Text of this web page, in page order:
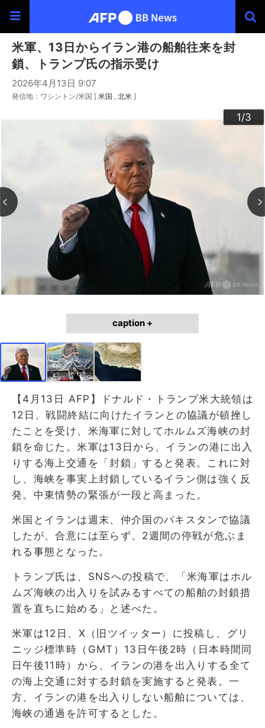
米軍、13日からイラン港の船舶往来を封
鎖、トランプ氏の指示受け
2026年4月13日 9:07
発信地：ワシントン/米国 [ 米国 北米 ]
1/3
2/3
3/3
caption +
【4月13日 AFP】ドナルド・トランプ米大統領は
12日、戦闘終結に向けたイランとの協議が頓挫し
たことを受け、米海軍に対してホルムズ海峡の封
鎖を命じた。米軍は13日から、イランの港に出入
りする海上交通を「封鎖」すると発表。これに対
し、海峡を事実上封鎖しているイラン側は強く反
発。中東情勢の緊張が一段と高まった。
米国とイランは週末、仲介国のパキスタンで協議
したが、合意には至らず、2週間の停戦が危ぶま
れる事態となった。
トランプ氏は、SNSへの投稿で、「米海軍はホル
ムズ海峡の出入りを試みるすべての船舶の封鎖措
置を直ちに始める」と述べた。
米軍は12日、X（旧ツイッター）に投稿し、グリ
ニッジ標準時（GMT）13日午後2時（日本時間同
日午後11時）から、イランの港を出入りする全て
の海上交通に対する封鎖を実施すると発表。一
方、イランの港を出入りしない船舶については、
海峡の通過を許可するとした。